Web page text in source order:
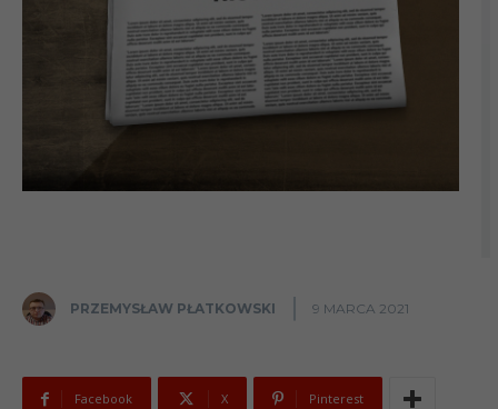
PRZEMYSŁAW PŁATKOWSKI 9 MARCA 2021
Facebook X Pinterest